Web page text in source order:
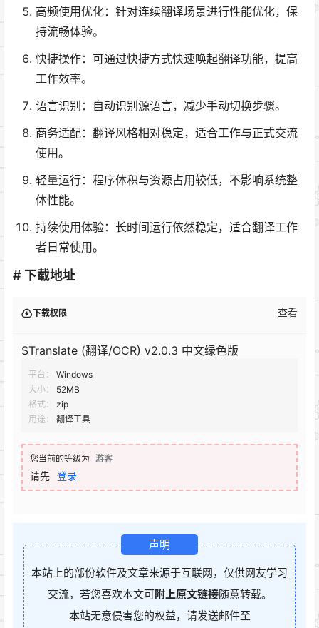
高频使用优化：针对连续翻译场景进行性能优化，保
持流畅体验。
快捷操作：可通过快捷方式快速唤起翻译功能，提高
工作效率。
语言识别：自动识别源语言，减少手动切换步骤。
商务适配：翻译风格相对稳定，适合工作与正式交流
使用。
轻量运行：程序体积与资源占用较低，不影响系统整
体性能。
持续使用体验：长时间运行依然稳定，适合翻译工作
者日常使用。
# 下载地址
下载权限 查看
STranslate (翻译/OCR) v2.0.3 中文绿色版
平台：
Windows
大小：
52MB
格式：
zip
用途：
翻译工具
您当前的等级为 游客
请先 登录
声明
本站上的部份软件及文章来源于互联网，仅供网友学习
交流，若您喜欢本文可附上原文链接随意转载。
本站无意侵害您的权益，请发送邮件至